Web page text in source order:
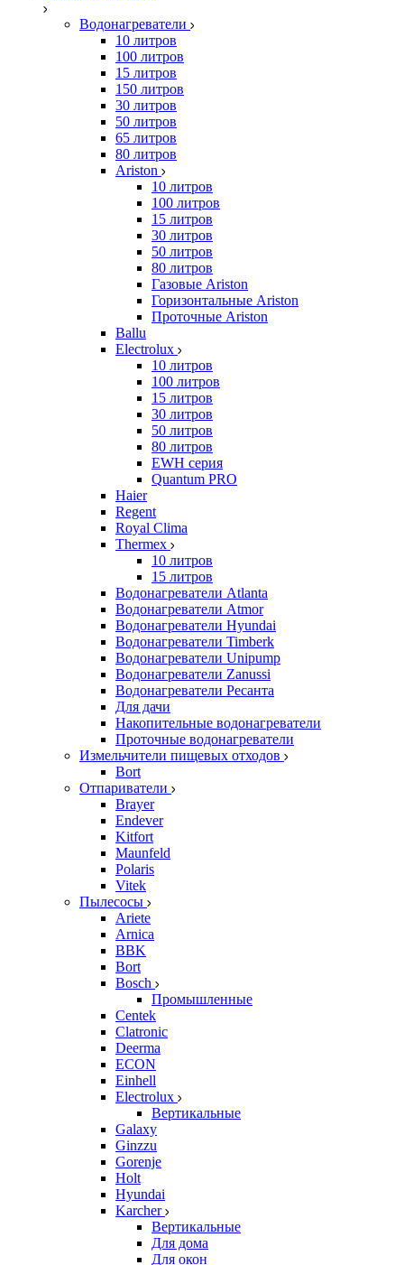
Водонагреватели
10 литров
100 литров
15 литров
150 литров
30 литров
50 литров
65 литров
80 литров
Ariston
10 литров
100 литров
15 литров
30 литров
50 литров
80 литров
Газовые Ariston
Горизонтальные Ariston
Проточные Ariston
Ballu
Electrolux
10 литров
100 литров
15 литров
30 литров
50 литров
80 литров
EWH серия
Quantum PRO
Haier
Regent
Royal Clima
Thermex
10 литров
15 литров
Водонагреватели Atlanta
Водонагреватели Atmor
Водонагреватели Hyundai
Водонагреватели Timberk
Водонагреватели Unipump
Водонагреватели Zanussi
Водонагреватели Ресанта
Для дачи
Накопительные водонагреватели
Проточные водонагреватели
Измельчители пищевых отходов
Bort
Отпариватели
Brayer
Endever
Kitfort
Maunfeld
Polaris
Vitek
Пылесосы
Ariete
Arnica
BBK
Bort
Bosch
Промышленные
Centek
Clatronic
Deerma
ECON
Einhell
Electrolux
Вертикальные
Galaxy
Ginzzu
Gorenje
Holt
Hyundai
Karcher
Вертикальные
Для дома
Для окон